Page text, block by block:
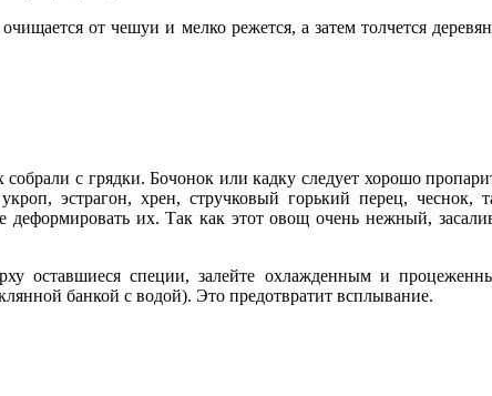
от чешуи и мелко режется, а затем толчется
собрали с грядки. Бочонок или кадку следует хорошо
эстрагон, хрен, стручковый горький перец,
их. Так как этот овощ очень нежный,
оставшиеся специи, залейте охлажденным и
банкой с водой). Это предотвратит всплывание.